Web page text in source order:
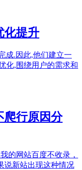
化提升
成.因此,他们建立一
化,围绕用户的需求和
爬行原因分
的网站百度不收录，
说新站出现这种情况